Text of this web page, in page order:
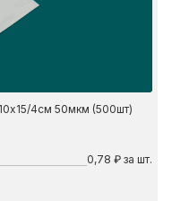
4см 50мкм (500шт)
0,78 ₽ за шт.